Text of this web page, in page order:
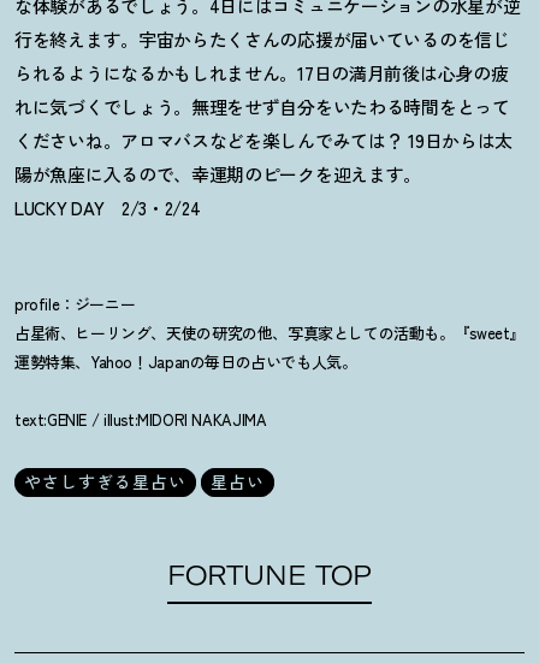
行を終えます。宇宙からたくさんの応援が届いているのを信じ
られるようになるかもしれません。17日の満月前後は心身の疲
れに気づくでしょう。無理をせず自分をいたわる時間をとって
くださいね。アロマバスなどを楽しんでみては？ 19日からは太
陽が魚座に入るので、幸運期のピークを迎えます。
LUCKY DAY 2/3・2/24
profile：ジーニー
占星術、ヒーリング、天使の研究の他、写真家としての活動も。『sweet』
運勢特集、Yahoo！Japanの毎日の占いでも人気。
text:GENIE / illust:MIDORI NAKAJIMA
やさしすぎる星占い 星占い
FORTUNE TOP